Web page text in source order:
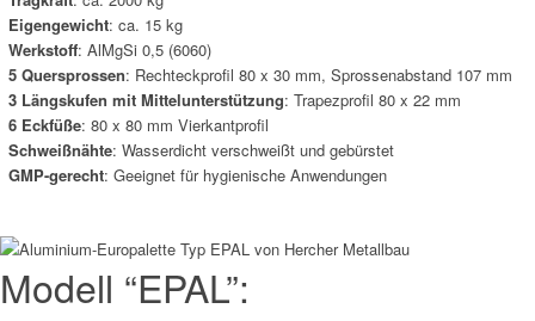
Eigengewicht: ca. 15 kg
Werkstoff: AlMgSi 0,5 (6060)
5 Quersprossen: Rechteckprofil 80 x 30 mm, Sprossenabstand 107 mm
3 Längskufen mit Mittelunterstützung: Trapezprofil 80 x 22 mm
6 Eckfüße: 80 x 80 mm Vierkantprofil
Schweißnähte: Wasserdicht verschweißt und gebürstet
GMP-gerecht: Geeignet für hygienische Anwendungen
Modell “EPAL”: